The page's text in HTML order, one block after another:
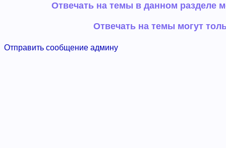
Отвечать на темы в данном разделе
Отвечать на темы могут
Отправить сообщение админу